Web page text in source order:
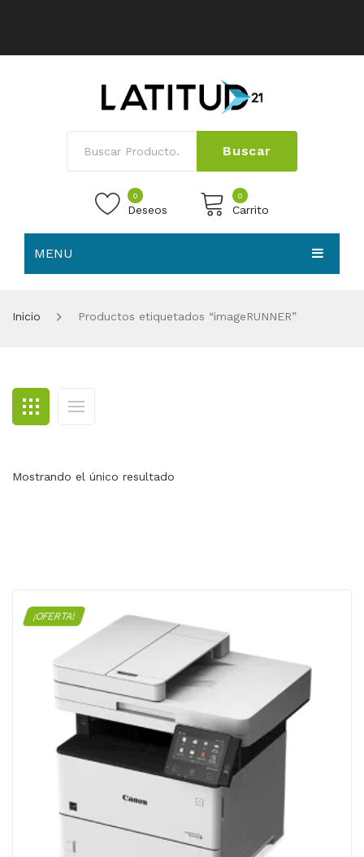
Buscar
0
Deseos
0
Carrito
MENU
BLOG
CONTACTO
Inicio Productos etiquetados “imageRUNNER”
Mostrando el único resultado
¡OFERTA!